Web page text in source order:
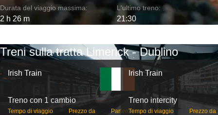
Durata del viaggio massima:
2 h 26 m
L'ultimo treno:
21:30
Treni sulla tratta Limerick - Dublino
Irish Train
Treno con 1 cambio
Tempo di viaggio Prezzo da Partenze
Irish Train
Treno intercity
Tempo di viaggio Prezzo da